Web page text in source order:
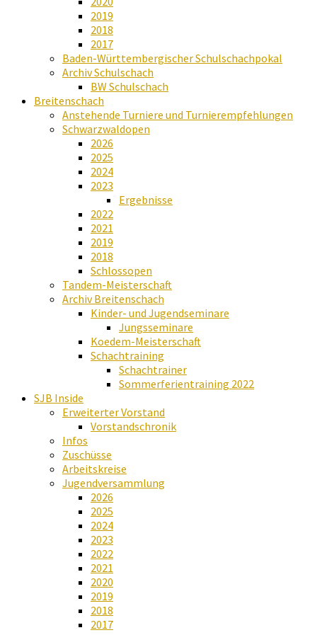
2019
2018
2017
Baden-Württembergischer Schulschachpokal
Archiv Schulschach
BW Schulschach
Breitenschach
Anstehende Turniere und Turnierempfehlungen
Schwarzwaldopen
2026
2025
2024
2023
Ergebnisse
2022
2021
2019
2018
Schlossopen
Tandem-Meisterschaft
Archiv Breitenschach
Kinder- und Jugendseminare
Jungsseminare
Koedem-Meisterschaft
Schachtraining
Schachtrainer
Sommerferientraining 2022
SJB Inside
Erweiterter Vorstand
Vorstandschronik
Infos
Zuschüsse
Arbeitskreise
Jugendversammlung
2026
2025
2024
2023
2022
2021
2020
2019
2018
2017